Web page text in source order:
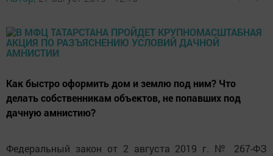
Как быстро оформить дом и землю под ним? Что
делать собственникам объектов, не попавших под
дачную амнистию?
Федеральный закон от 2 августа 2019 г. № 267-ФЗ